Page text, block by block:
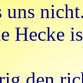
Hecke